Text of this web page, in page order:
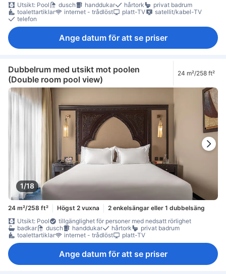
Utsikt: Pool
dusch handdukar hårtork
privat badrum
toalettartiklar
internet - trådlöst platt-TV
satellit/kabel-TV
telefon
Ange datum för att se priser
Dubbelrum med utsikt mot poolen
(Double room pool view)
24 m²/258 ft²
1/18
24 m²/258 ft² Högst 2 vuxna
2 enkelsängar eller 1 dubbelsäng
Utsikt: Pool
tillgänglighet för personer med nedsatt rörlighet
badkar
dusch handdukar hårtork
privat badrum
toalettartiklar
internet - trådlöst platt-TV
Ange datum för att se priser